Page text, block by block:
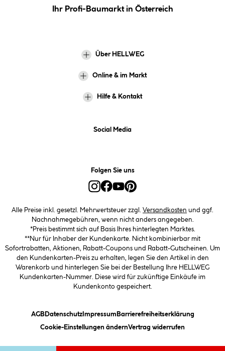
Ihr Profi-Baumarkt in Österreich
Über HELLWEG
Online & im Markt
Hilfe & Kontakt
Social Media
Folgen Sie uns
Alle Preise inkl. gesetzl. Mehrwertsteuer zzgl. Versandkosten und ggf.
Nachnahmegebühren, wenn nicht anders angegeben.
*Preis bestimmt sich auf Basis Ihres hinterlegten Marktes.
**Nur für Inhaber der Kundenkarte. Nicht kombinierbar mit
Sofortrabatten, Aktionen, Rabatt-Coupons und Rabatt-Gutscheinen. Um
den Kundenkarten-Preis zu erhalten, legen Sie den Artikel in den
Warenkorb und hinterlegen Sie bei der Bestellung Ihre HELLWEG
Kundenkarten-Nummer. Diese wird für zukünftige Einkäufe im
Kundenkonto gespeichert.
AGB(öffnet ein Dialogfeld)
Datenschutz(öffnet ein Dialogfeld)
Impressum(öffnet ein Dialogfeld)
Barrierefreiheitserklärung(öffnet
Cookie-Einstellungen ändern(öffnet ein Dialogfeld)
Vertrag widerrufen